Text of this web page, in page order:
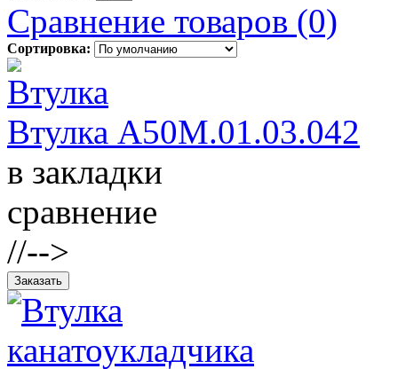
Сравнение товаров (0)
Сортировка:
Втулка А50М.01.03.042
в закладки
сравнение
//-->